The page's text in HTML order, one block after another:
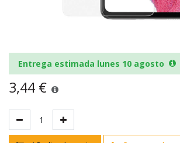
Entrega estimada lunes 10 agosto
3,44 €